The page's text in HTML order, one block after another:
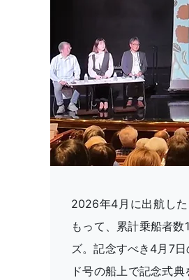
2026年4月に出航し
もって、累計乗船者
ズ。記念すべき4月7
ド号の船上で記念式